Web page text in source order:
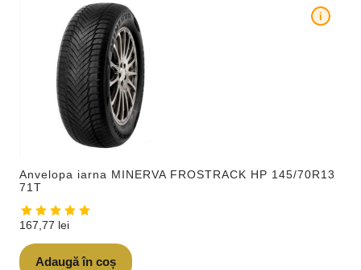
Anvelopa iarna MINERVA FROSTRACK HP 145/70R13
71T
i
167,77 lei
Adaugă în coș